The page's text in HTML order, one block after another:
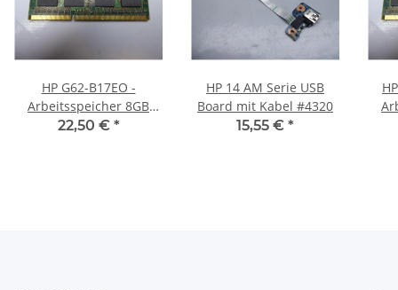
HP G62-B17EO -
Arbeitsspeicher 8GB
RAM Memory DDR3
22,50 € *
HP 14 AM Serie USB
Board mit Kabel #4320
15,55 € *